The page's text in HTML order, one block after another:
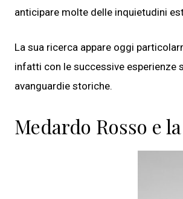
anticipare molte delle inquietudini
La sua ricerca appare oggi
infatti con le successive esperienze
avanguardie storiche.
Medardo Rosso e